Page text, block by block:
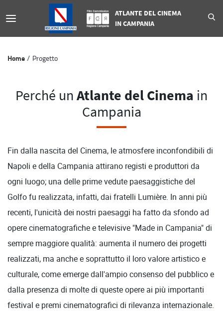
ATLANTE DEL CINEMA
IN CAMPANIA
Home Progetto
Perché unAtlante del Cinema in
Campania
Fin dalla nascita del Cinema, le atmosfere inconfondibili di
Napoli e della Campania attirano registi e produttori da
ogni luogo; una delle prime vedute paesaggistiche del
Golfo fu realizzata, infatti, dai fratelli Lumière. In anni più
recenti, l'unicità dei nostri paesaggi ha fatto da sfondo ad
opere cinematografiche e televisive "Made in Campania" di
sempre maggiore qualità: aumenta il numero dei progetti
realizzati, ma anche e soprattutto il loro valore artistico e
culturale, come emerge dall'ampio consenso del pubblico e
dalla presenza di molte di queste opere ai più importanti
festival e premi cinematografici di rilevanza internazionale.